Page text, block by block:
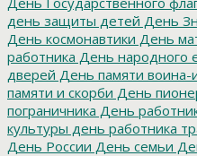
день защиты детей День
День космонавтики День
работника День народного
дверей День памяти воина-
памяти и скорби День
пограничника День
культуры день работника
День России День семьи